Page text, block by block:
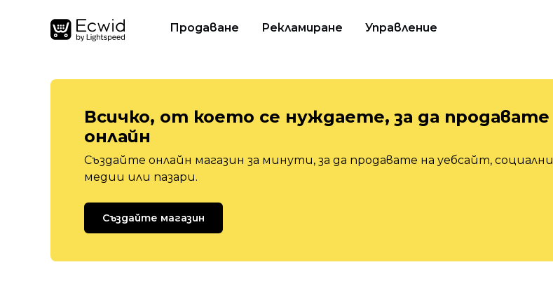
Продаване Рекламиране Управление
Всичко, от което се нуждаете, за да продавате
онлайн
Създайте онлайн магазин за минути, за да продавате на уебсайт, социални
медии или пазари.
Създайте магазин